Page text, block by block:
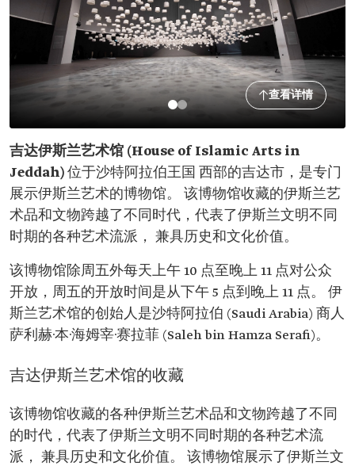
查看详情
吉达伊斯兰艺术馆 (House of Islamic Arts in
Jeddah)位于沙特阿拉伯王国 西部的吉达市，是专门
展示伊斯兰艺术的博物馆。 该博物馆收藏的伊斯兰艺
术品和文物跨越了不同时代，代表了伊斯兰文明不同
时期的各种艺术流派， 兼具历史和文化价值。
该博物馆除周五外每天上午 10 点至晚上 11 点对公众
开放，周五的开放时间是从下午 5 点到晚上 11 点。‏‏‏ 伊
斯兰艺术馆的创始人是沙特阿拉伯 (Saudi Arabia) 商人
萨利赫·本·海姆宰·赛拉菲 (Saleh bin Hamza Serafi)。
吉达伊斯兰艺术馆的收藏
该博物馆收藏的各种伊斯兰艺术品和文物跨越了不同
的时代，代表了伊斯兰文明不同时期的各种艺术流
派， 兼具历史和文化价值。 该博物馆展示了伊斯兰文